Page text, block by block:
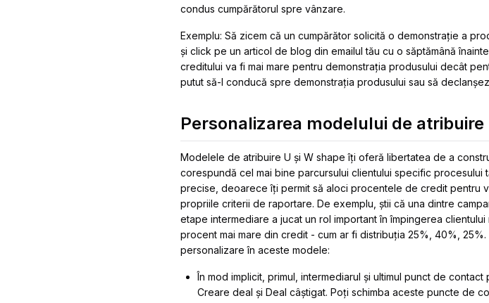
condus cumpărătorul spre vânzare.
Exemplu: Să zicem că un cumpărător solicită o demonstrație a
și click pe un articol de blog din emailul tău cu o săptămână
creditului va fi mai mare pentru demonstrația produsului decât
putut să-l conducă spre demonstrația produsului sau să
Personalizarea modelului de atribuire
Modelele de atribuire U și W shape îți oferă libertatea de a
corespundă cel mai bine parcursului clientului specific procesului
precise, deoarece îți permit să aloci procentele de credit pentru
propriile criterii de raportare. De exemplu, știi că una dintre
etape intermediare a jucat un rol important în împingerea
procent mai mare din credit - cum ar fi distribuția 25%, 40%,
personalizare în aceste modele:
În mod implicit, primul, intermediarul și ultimul punct de
Creare deal și Deal câștigat. Poți schimba aceste puncte de